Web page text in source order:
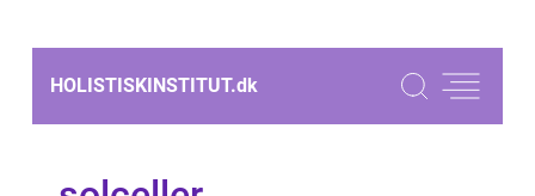
HOLISTISKINSTITUT.dk